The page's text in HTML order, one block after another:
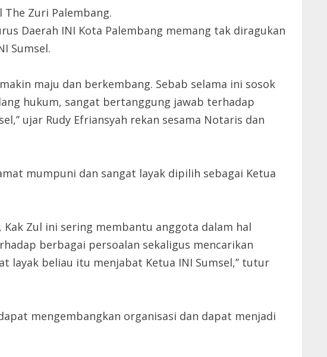
The Zuri Palembang.
Daerah INI Kota Palembang memang tak diragukan
Sumsel.
maju dan berkembang. Sebab selama ini sosok
hukum, sangat bertanggung jawab terhadap
ujar Rudy Efriansyah rekan sesama Notaris dan
mumpuni dan sangat layak dipilih sebagai Ketua
Kak Zul ini sering membantu anggota dalam hal
berbagai persoalan sekaligus mencarikan
layak beliau itu menjabat Ketua INI Sumsel,’’ tutur
mengembangkan organisasi dan dapat menjadi